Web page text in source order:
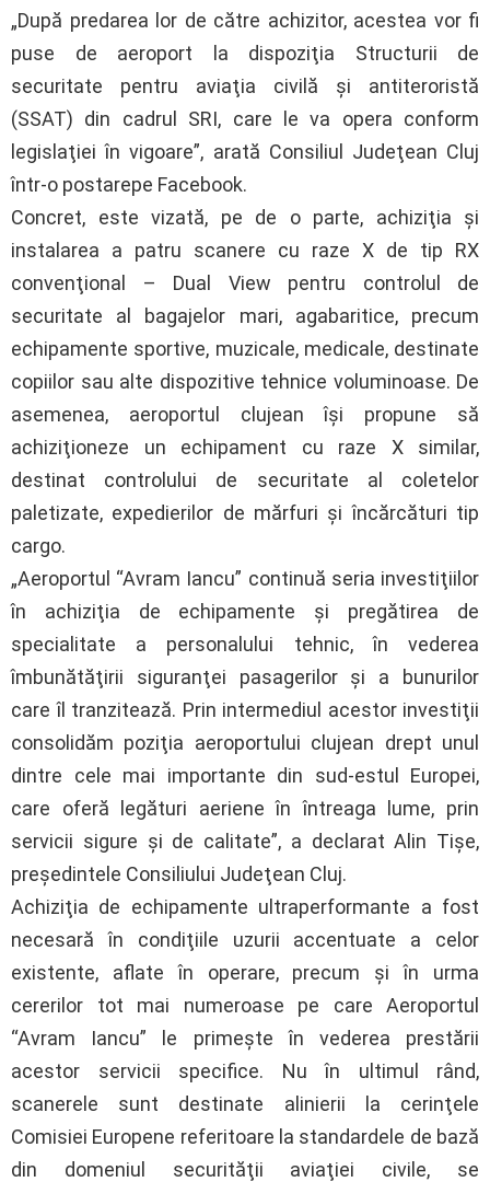
„După predarea lor de către achizitor, acestea vor fi
puse de aeroport la dispoziţia Structurii de
securitate pentru aviaţia civilă şi antiteroristă
(SSAT) din cadrul SRI, care le va opera conform
legislaţiei în vigoare”, arată Consiliul Judeţean Cluj
într-o postarepe Facebook.
Concret, este vizată, pe de o parte, achiziţia şi
instalarea a patru scanere cu raze X de tip RX
convenţional – Dual View pentru controlul de
securitate al bagajelor mari, agabaritice, precum
echipamente sportive, muzicale, medicale, destinate
copiilor sau alte dispozitive tehnice voluminoase. De
asemenea, aeroportul clujean îşi propune să
achiziţioneze un echipament cu raze X similar,
destinat controlului de securitate al coletelor
paletizate, expedierilor de mărfuri şi încărcături tip
cargo.
„Aeroportul “Avram Iancu” continuă seria investiţiilor
în achiziţia de echipamente şi pregătirea de
specialitate a personalului tehnic, în vederea
îmbunătăţirii siguranţei pasagerilor şi a bunurilor
care îl tranzitează. Prin intermediul acestor investiţii
consolidăm poziţia aeroportului clujean drept unul
dintre cele mai importante din sud-estul Europei,
care oferă legături aeriene în întreaga lume, prin
servicii sigure şi de calitate”, a declarat Alin Tişe,
preşedintele Consiliului Judeţean Cluj.
Achiziţia de echipamente ultraperformante a fost
necesară în condiţiile uzurii accentuate a celor
existente, aflate în operare, precum şi în urma
cererilor tot mai numeroase pe care Aeroportul
“Avram Iancu” le primeşte în vederea prestării
acestor servicii specifice. Nu în ultimul rând,
scanerele sunt destinate alinierii la cerinţele
Comisiei Europene referitoare la standardele de bază
din domeniul securităţii aviaţiei civile, se